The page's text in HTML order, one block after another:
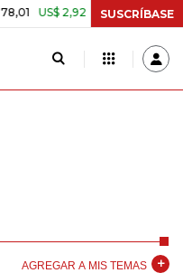
US$ 2,92 +3,89% CAFÉ
SUSCRÍBASE
AGREGAR A MIS TEMAS